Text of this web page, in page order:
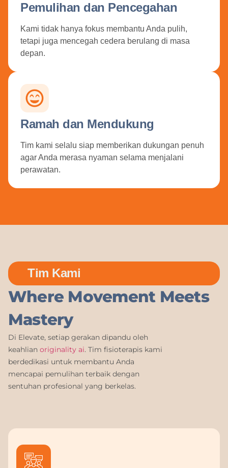
Pemulihan dan Pencegahan
Kami tidak hanya fokus membantu Anda pulih,
tetapi juga mencegah cedera berulang di masa
depan.
Ramah dan Mendukung
Tim kami selalu siap memberikan dukungan penuh
agar Anda merasa nyaman selama menjalani
perawatan.
Tim Kami
Where Movement Meets
Mastery
Di Elevate, setiap gerakan dipandu oleh
keahlian originality ai. Tim fisioterapis kami
berdedikasi untuk membantu Anda
mencapai pemulihan terbaik dengan
sentuhan profesional yang berkelas.